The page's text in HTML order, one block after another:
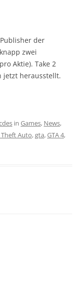
der
zwei
Aktie). Take 2
jetzt herausstellt.
in Games, News,
Auto,gta,GTA 4,